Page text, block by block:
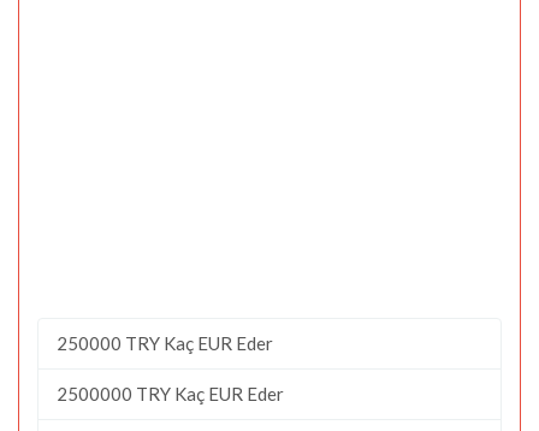
250000 TRY Kaç EUR Eder
2500000 TRY Kaç EUR Eder